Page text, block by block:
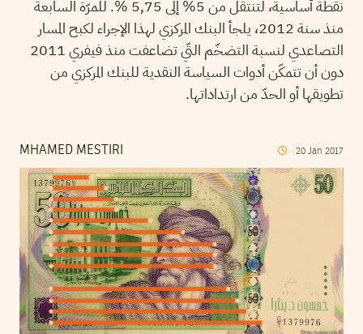
نقطة أساسية، لتنتقل من 5% إلى 5,75 %. للمرّة السابعة
منذ سنة 2012، يلجأ البنك المركزي لهذا الإجراء لكبح المسار
التصاعدي لنسبة التضخّم التّي تضاعفت منذ فيفري 2011
دون أن تتمكّن أدوات السياسة النقدية للبنك المركزي من
تطويقها أو الحدّ من ارتداداتها.
MHAMED MESTIRI 20 Jan 2017